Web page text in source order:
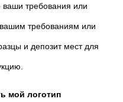
ваши требования или
требованиям или
и депозит мест для
мой логотип